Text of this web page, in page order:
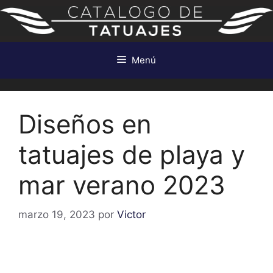
Saltar
contenido
Menú
Diseños en
tatuajes de playa y
mar verano 2023
marzo 19, 2023 por Victor